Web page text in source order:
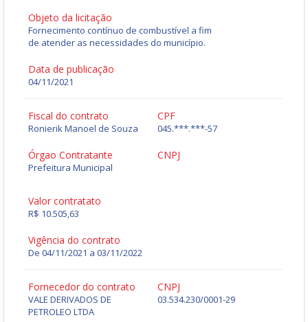
Objeto da licitação
Fornecimento contínuo de combustível a fim
de atender as necessidades do município.
Data de publicação
04/11/2021
Fiscal do contrato
Ronierik Manoel de Souza
CPF
045.***.***-57
Órgao Contratante
Prefeitura Municipal
CNPJ
Valor contratato
R$ 10.505,63
Vigência do contrato
De 04/11/2021 a 03/11/2022
Fornecedor do contrato
VALE DERIVADOS DE
PETROLEO LTDA
CNPJ
03.534.230/0001-29